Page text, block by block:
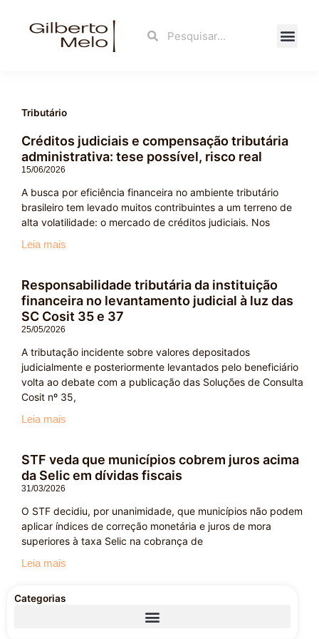
Search
Tributário
Créditos judiciais e compensação tributária
administrativa: tese possível, risco real
15/06/2026
A busca por eficiência financeira no ambiente tributário
brasileiro tem levado muitos contribuintes a um terreno de
alta volatilidade: o mercado de créditos judiciais. Nos
Leia mais
Responsabilidade tributária da instituição
financeira no levantamento judicial à luz das
SC Cosit 35 e 37
25/05/2026
A tributação incidente sobre valores depositados
judicialmente e posteriormente levantados pelo beneficiário
volta ao debate com a publicação das Soluções de Consulta
Cosit nº 35,
Leia mais
STF veda que municípios cobrem juros acima
da Selic em dívidas fiscais
31/03/2026
O STF decidiu, por unanimidade, que municípios não podem
aplicar índices de correção monetária e juros de mora
superiores à taxa Selic na cobrança de
Leia mais
Categorias